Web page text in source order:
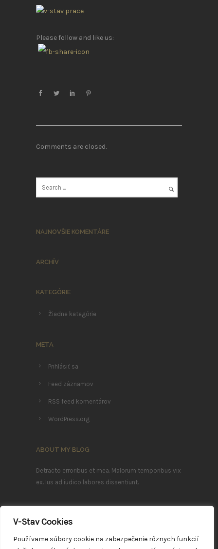
V-Stav Cookies
Používame súbory cookie na zabezpečenie rôznych funkcií
Please follow and like us:
Comments are closed.
NAJNOVŠIE KOMENTÁRE
ARCHÍV
KATEGÓRIE
Žiadne kategórie
META
Prihlásiť sa
Feed záznamov
RSS feed komentárov
WordPress.org
ABOUT MY BLOG
Detracto erroribus et mea. Malorum temporibus vix
ex. Ius ad iudico labores dissentiunt.
Ea mei nostrum imperdiet deterruisset, mei ludus
efficiendi ei. Sea summo mazim ex, ea errem